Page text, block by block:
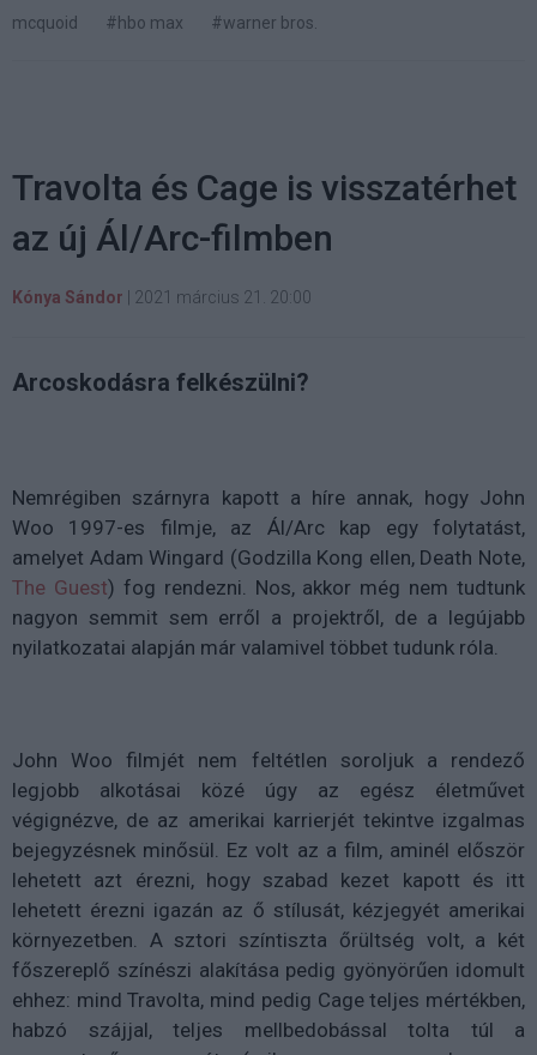
mcquoid #hbo max #warner bros.
Travolta és Cage is visszatérhet
az új Ál/Arc-filmben
Kónya Sándor 2021 március 21. 20:00
Arcoskodásra felkészülni?
Nemrégiben szárnyra kapott a híre annak, hogy John
Woo 1997-es filmje, az Ál/Arc kap egy folytatást,
amelyet Adam Wingard (Godzilla Kong ellen, Death Note,
The Guest) fog rendezni. Nos, akkor még nem tudtunk
nagyon semmit sem erről a projektről, de a legújabb
nyilatkozatai alapján már valamivel többet tudunk róla.
John Woo filmjét nem feltétlen soroljuk a rendező
legjobb alkotásai közé úgy az egész életművet
végignézve, de az amerikai karrierjét tekintve izgalmas
bejegyzésnek minősül. Ez volt az a film, aminél először
lehetett azt érezni, hogy szabad kezet kapott és itt
lehetett érezni igazán az ő stílusát, kézjegyét amerikai
környezetben. A sztori színtiszta őrültség volt, a két
főszereplő színészi alakítása pedig gyönyörűen idomult
ehhez: mind Travolta, mind pedig Cage teljes mértékben,
habzó szájjal, teljes mellbedobással tolta túl a